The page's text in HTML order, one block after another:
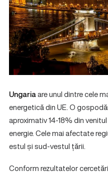
Ungariaare unul dintre cele
energetică din UE. O
aproximativ 14-18% din
energie. Cele mai afectate
estul și sud-vestul țării.
Conform rezultatelor